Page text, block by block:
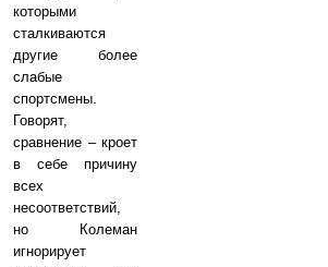
которыми
сталкиваются
другие более
слабые
спортсмены.
Говорят,
сравнение – кроет
в себе причину
всех
несоответствий,
но Колеман
игнорирует